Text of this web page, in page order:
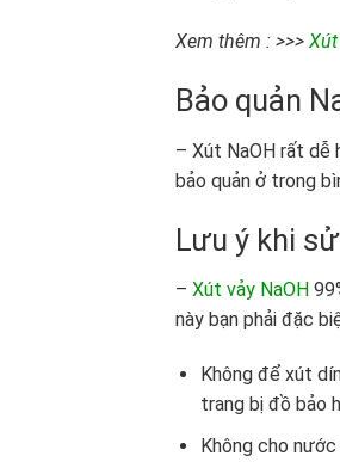
Xem thêm : >>>
Bảo quản
– Xút NaOH rất dễ
bảo quản ở trong
Lưu ý khi
– Xút vảy NaOH
này bạn phải đặc
Không để xút
trang bị đồ bảo
Không cho